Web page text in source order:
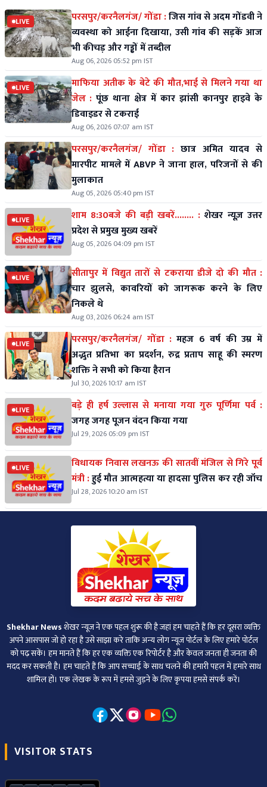
LIVE परसपुर/करनैलगंज/ गोंडा :जिस गांव से अदम गोंडवी ने
व्यवस्था को आईना दिखाया, उसी गांव की सड़कें आज
भी कीचड़ और गड्ढों में तब्दील
Aug 06, 2026 05:52 pm IST
LIVE
माफिया अतीक के बेटे की मौत,भाई से मिलने गया था
जेल : पूंछ थाना क्षेत्र में कार झांसी कानपुर हाइवे के
डिवाइडर से टकराई
Aug 06, 2026 07:07 am IST
परसपुर/करनैलगंज/ गोंडा : छात्र अमित यादव से
मारपीट मामले में ABVP ने जाना हाल, परिजनों से की
मुलाकात
Aug 05, 2026 05:40 pm IST
LIVE शाम 8:30बजे की बड़ी खबरें........ : शेखर न्यूज़ उत्तर
प्रदेश से प्रमुख मुख्य खबरें
Aug 05, 2026 04:09 pm IST
LIVE
सीतापुर में विद्युत तारों से टकराया डीजे दो की मौत :
चार झुलसे, कावरियों को जागरूक करने के लिए
निकले थे
Aug 03, 2026 06:24 am IST
LIVE परसपुर/करनैलगंज/ गोंडा : महज 6 वर्ष की उम्र में
अद्भुत प्रतिभा का प्रदर्शन, रुद्र प्रताप साहू की स्मरण
शक्ति ने सभी को किया हैरान
Jul 30, 2026 10:17 am IST
LIVE
बड़े ही हर्ष उल्लास से मनाया गया गुरु पूर्णिमा पर्व :
जगह जगह पूजन वंदन किया गया
Jul 29, 2026 05:09 pm IST
LIVE
विधायक निवास लखनऊ की सातवीं मंजिल से गिरे पूर्व
मंत्री :हुई मौत आत्महत्या या हादसा पुलिस कर रही जॉच
Jul 28, 2026 10:20 am IST
Shekhar Newsशेखर न्‍यूज ने एक पहल शुरू की है जहां हम चाहते हैं कि हर दूसरा व्‍यक्ति
अपने आसपास जो हो रहा है उसे साझा करे ताकि अन्‍य लोग न्‍यूज पोर्टल के लिए हमारे पोर्टल
को पढ़ सकें। हम मानते हैं कि हर एक व्यक्ति एक रिपोर्टर है और केवल जनता ही जनता की
मदद कर सकती है। हम चाहते हैं कि आप सच्चाई के साथ चलने की हमारी पहल में हमारे साथ
शामिल हों। एक लेखक के रूप में हमसे जुड़ने के लिए कृपया हमसे संपर्क करें।
VISITOR STATS